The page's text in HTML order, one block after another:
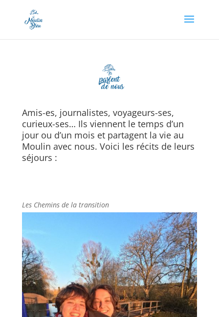
Amis-es, journalistes, voyageurs-ses,
curieux-ses… Ils viennent le temps d’un
jour ou d’un mois et partagent la vie au
Moulin avec nous. Voici les récits de leurs
séjours :
Les Chemins de la transition
Appel à dons en cours, soutenez-nous en cliquant